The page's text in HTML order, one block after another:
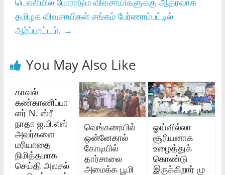
தமிழக விவசாயிகள் சங்கம் பேர்ணாம்பட்டில்
ஆர்ப்பாட்டம். →
You May Also Like
காவல்
கண்காணிப்பா
ளர் N. ஸ்ரீ
நாதா ஐ.பி.எஸ்
அவர்களை
மரியாதை
நிமித்தமாக
செய்தி அலசல்
வெங்கரையில்
ஒன்னேகால்
கோடியில்
தார்சாலை
அமைக்க பூமி
ஓய்வில்லா
சூரியனாக
உழைத்துக்
கொண்டு
இருக்கிறார் மு